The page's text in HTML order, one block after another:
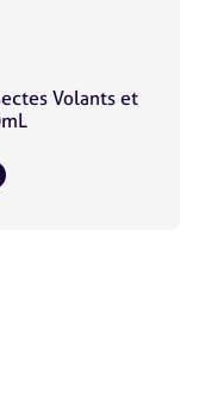
Volants et